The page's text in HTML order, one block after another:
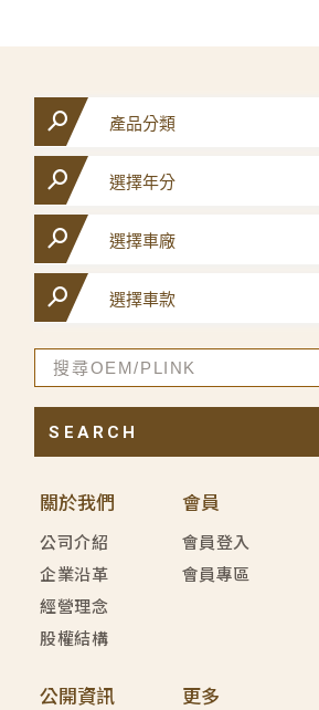
關於我們
公司介紹
企業沿革
經營理念
股權結構
會員
會員登入
會員專區
公開資訊 更多
SEARCH